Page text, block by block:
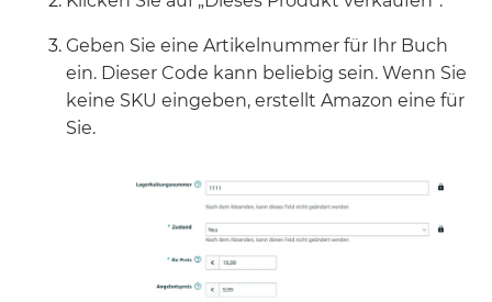
Geben Sie eine Artikelnummer für Ihr Buch
ein. Dieser Code kann beliebig sein. Wenn Sie
keine SKU eingeben, erstellt Amazon eine für
Sie.